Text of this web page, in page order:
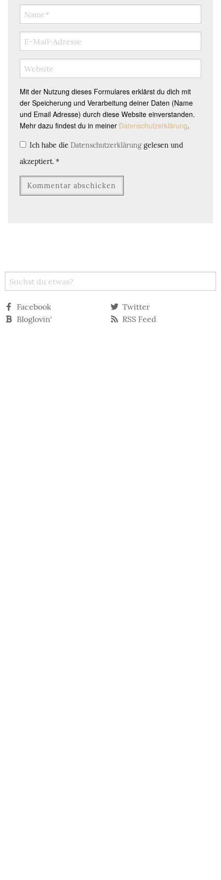
Mit der Nutzung dieses Formulares erklärst du dich mit
der Speicherung und Verarbeitung deiner Daten (Name
und Email Adresse) durch diese Website einverstanden.
Mehr dazu findest du in meiner Datenschutzerklärung.
Ich habe die Datenschutzerklärung gelesen und
akzeptiert. *
Facebook
Twitter
Bloglovin‘
RSS Feed